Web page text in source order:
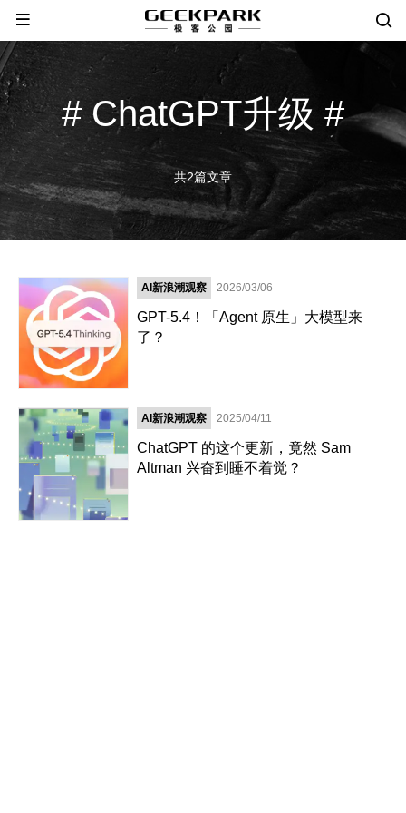
# ChatGPT升级 #
共2篇文章
AI新浪潮观察 2026/03/06
GPT-5.4！「Agent 原生」大模型来
了？
AI新浪潮观察 2025/04/11
ChatGPT 的这个更新，竟然 Sam
Altman 兴奋到睡不着觉？